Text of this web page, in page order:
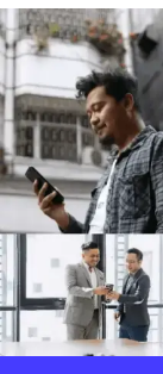
Indeks Sentimen